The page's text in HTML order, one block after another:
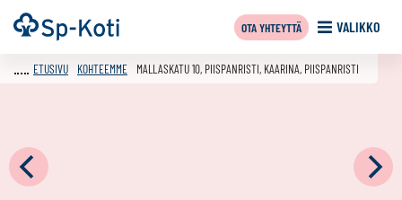
Siirry
sisältöön
Etusivu VALIKKO
OTA YHTEYTTÄ
ETUSIVU KOHTEEMME MALLASKATU 10, PIISPANRISTI, KAARINA, PIISPANRISTI